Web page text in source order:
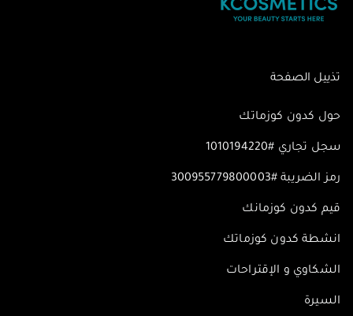
تذييل الصفحة
حول كدون كوزماتك
سجل تجاري #1010194220
رمز الضريبة #300955779800003
قيم كدون كوزمانك
انشطة كدون كوزماتك
الشكاوي و الإقتراحات
السيرة